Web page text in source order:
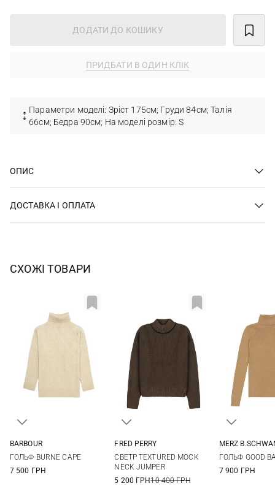
ДОДАТИ ДО КОШИКУ
ПРИДБАТИ В ОДИН КЛІК
Параметри моделі: Зріст 175см; Груди 84см; Талія
66см; Бедра 90см; На моделі розмір: S
ОПИС
ДОСТАВКА І ОПЛАТА
СХОЖІ ТОВАРИ
BARBOUR
ГОЛЬФ BURNE CAPE
7 500 ГРН
14
FRED PERRY
СВЕТР TEXTURED MOCK
NECK JUMPER
5 200 ГРН10 400 ГРН
MERZ
ГОЛЬФ GOOD
7 900 ГРН